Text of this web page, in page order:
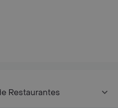
Restaurantes